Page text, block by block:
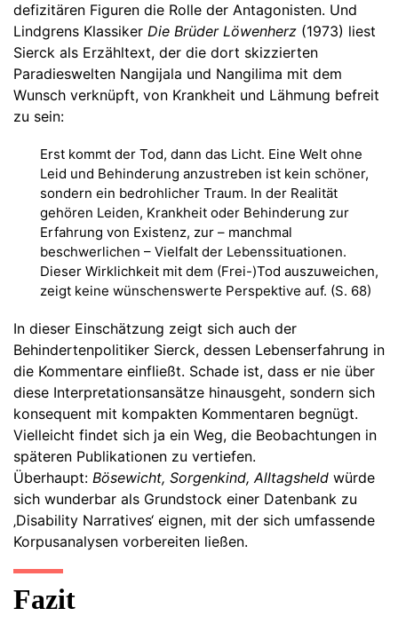
defizitären Figuren die Rolle der Antagonisten. Und
Lindgrens Klassiker Die Brüder Löwenherz (1973) liest
Sierck als Erzähltext, der die dort skizzierten
Paradieswelten Nangijala und Nangilima mit dem
Wunsch verknüpft, von Krankheit und Lähmung befreit
zu sein:
Erst kommt der Tod, dann das Licht. Eine Welt ohne
Leid und Behinderung anzustreben ist kein schöner,
sondern ein bedrohlicher Traum. In der Realität
gehören Leiden, Krankheit oder Behinderung zur
Erfahrung von Existenz, zur – manchmal
beschwerlichen – Vielfalt der Lebenssituationen.
Dieser Wirklichkeit mit dem (Frei-)Tod auszuweichen,
zeigt keine wünschenswerte Perspektive auf. (S. 68)
In dieser Einschätzung zeigt sich auch der
Behindertenpolitiker Sierck, dessen Lebenserfahrung in
die Kommentare einfließt. Schade ist, dass er nie über
diese Interpretationsansätze hinausgeht, sondern sich
konsequent mit kompakten Kommentaren begnügt.
Vielleicht findet sich ja ein Weg, die Beobachtungen in
späteren Publikationen zu vertiefen.
Überhaupt: Bösewicht, Sorgenkind, Alltagsheld würde
sich wunderbar als Grundstock einer Datenbank zu
‚Disability Narratives‘ eignen, mit der sich umfassende
Korpusanalysen vorbereiten ließen.
Fazit